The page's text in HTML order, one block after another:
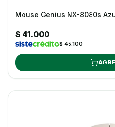
Mouse Genius NX-8080s
$ 41.000
$ 45.100